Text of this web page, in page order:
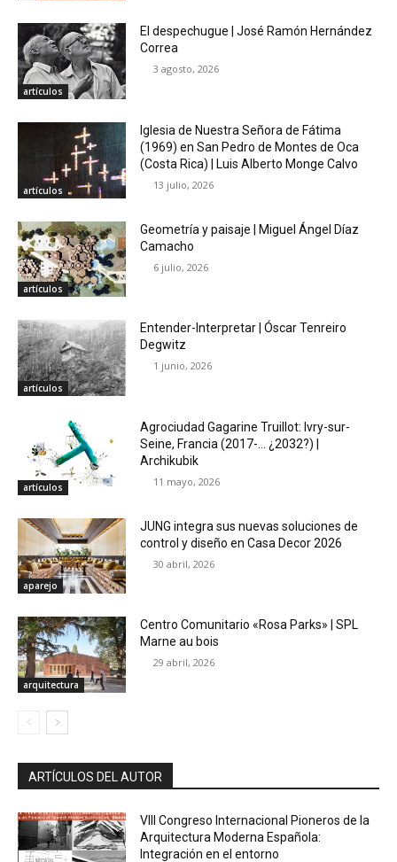
artículos
El despechugue | José Ramón Hernández
Correa
3 agosto, 2026
artículos
Iglesia de Nuestra Señora de Fátima
(1969) en San Pedro de Montes de Oca
(Costa Rica) | Luis Alberto Monge Calvo
13 julio, 2026
artículos
Geometría y paisaje | Miguel Ángel Díaz
Camacho
6 julio, 2026
artículos
Entender-Interpretar | Óscar Tenreiro
Degwitz
1 junio, 2026
artículos
Agrociudad Gagarine Truillot: Ivry-sur-
Seine, Francia (2017-… ¿2032?) |
Archikubik
11 mayo, 2026
aparejo
JUNG integra sus nuevas soluciones de
control y diseño en Casa Decor 2026
30 abril, 2026
arquitectura
Centro Comunitario «Rosa Parks» | SPL
Marne au bois
29 abril, 2026
ARTÍCULOS DEL AUTOR
VIII Congreso Internacional Pioneros de la
Arquitectura Moderna Española:
Integración en el entorno